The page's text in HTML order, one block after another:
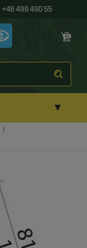
+46 499 490 55
▼